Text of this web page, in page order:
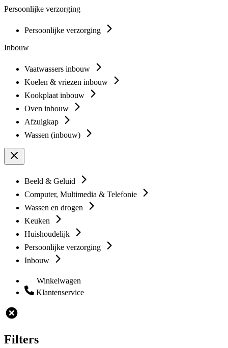
Persoonlijke verzorging
Persoonlijke verzorging
Inbouw
Vaatwassers inbouw
Koelen & vriezen inbouw
Kookplaat inbouw
Oven inbouw
Afzuigkap
Wassen (inbouw)
Beeld & Geluid
Computer, Multimedia & Telefonie
Wassen en drogen
Keuken
Huishoudelijk
Persoonlijke verzorging
Inbouw
Winkelwagen
Klantenservice
Filters